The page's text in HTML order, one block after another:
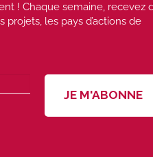
! Chaque semaine, recevez
les pays d’actions de